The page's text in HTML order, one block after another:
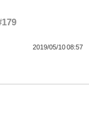
2019/05/10 08:57